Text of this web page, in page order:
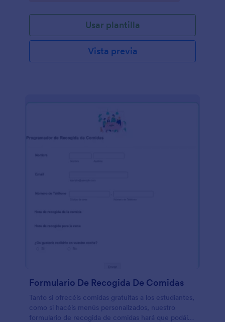
Usar plantilla
Vista previa
Formulario De Recogida De Comidas
Tanto si ofrecéis comidas gratuitas a los estudiantes,
como si hacéis menús personalizados, nuestro
formulario de recogida de comidas hará que podáis